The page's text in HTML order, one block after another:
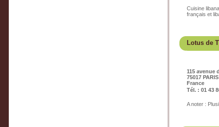
Cuisine
français et
Lotus de
115 avenue
75017 PARIS
France
Tél. : 01 43
A noter :